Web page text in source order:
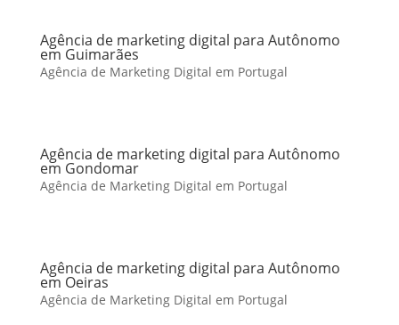
Agência de marketing digital para Autônomo
em Guimarães
Agência de Marketing Digital em Portugal
Agência de marketing digital para Autônomo
em Gondomar
Agência de Marketing Digital em Portugal
Agência de marketing digital para Autônomo
em Oeiras
Agência de Marketing Digital em Portugal